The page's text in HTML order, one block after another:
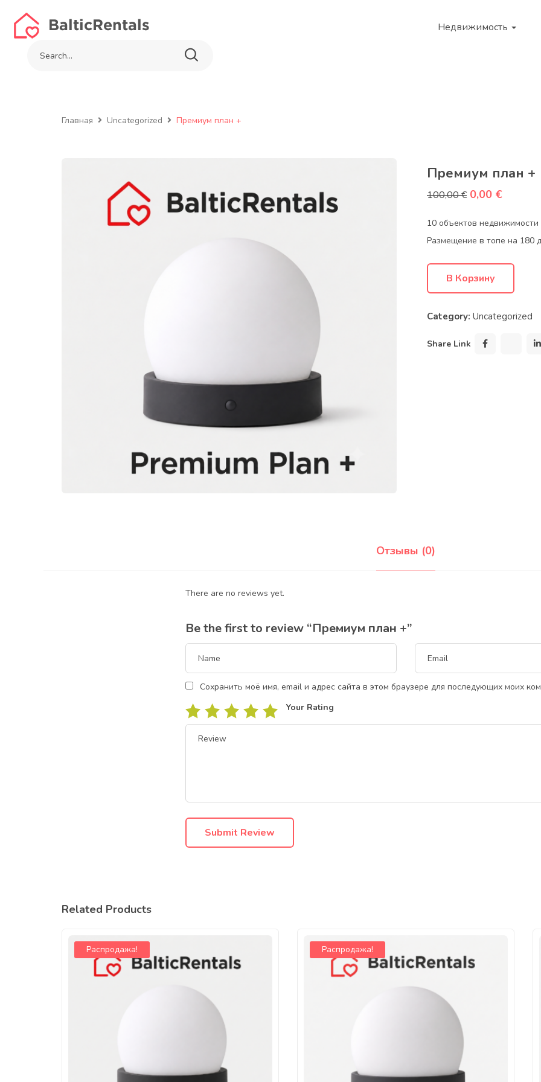
Недвижимость
Главная Uncategorized Премиум план +
Премиум план +
100,00€ 0,00 €
10 объектов недвижимости
Размещение в топе на 180
В Корзину
Category: Uncategorized
Share Link
Отзывы (0)
There are no reviews yet.
Be the first to review “Премиум план +”
Сохранить моё имя, email и адрес сайта в этом браузере для последующих моих
Your Rating
Related Products
Распродажа! Распродажа!